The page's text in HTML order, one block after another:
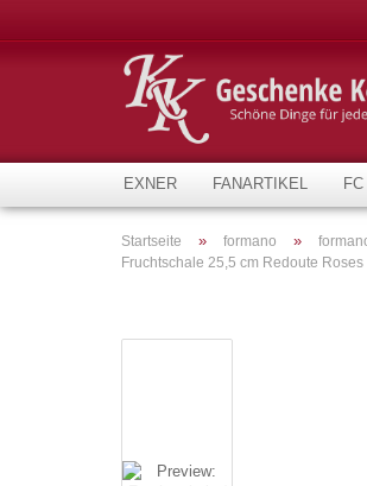
EXNER FANARTIKEL
Startseite » formano »
Fruchtschale 25,5 cm Redoute